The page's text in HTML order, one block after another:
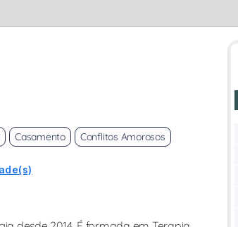
Casamento Conflitos Amorosos